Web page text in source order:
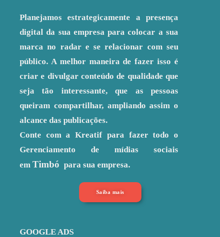
Planejamos estrategicamente a presença
digital da sua empresa para colocar a sua
marca no radar e se relacionar com seu
público. A melhor maneira de fazer isso é
criar e divulgar conteúdo de qualidade que
seja tão interessante, que as pessoas
queiram compartilhar, ampliando assim o
alcance das publicações.
Conte com a Kreatif para fazer todo o
Gerenciamento de mídias sociais
em Timbó para sua empresa.
Saiba mais
GOOGLE ADS